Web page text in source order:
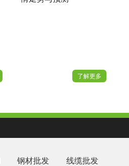
了解更多
钢材批发 线缆批发